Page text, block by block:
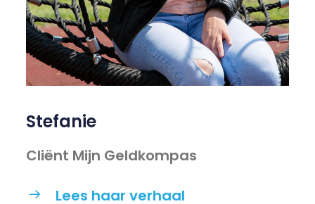
Stefanie
Cliënt Mijn Geldkompas
Lees haar verhaal